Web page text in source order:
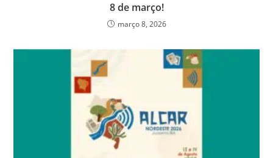
8 de março!
março 8, 2026